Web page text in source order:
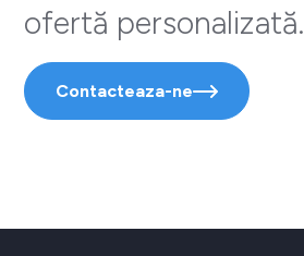
ofertă personalizată.
Contacteaza-ne